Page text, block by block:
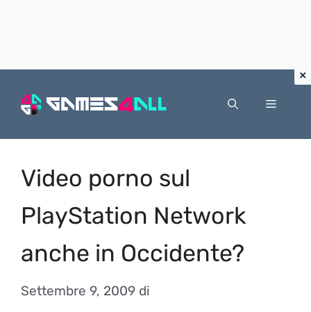
Menu
Video porno sul
PlayStation Network
anche in Occidente?
Settembre 9, 2009 di